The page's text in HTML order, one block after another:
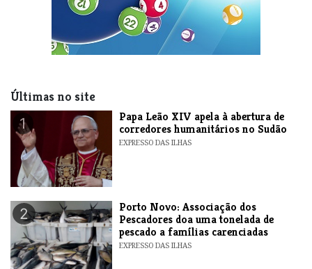
Últimas no site
1
​Papa Leão XIV apela à abertura de
corredores humanitários no Sudão
EXPRESSO DAS ILHAS
2
​Porto Novo: Associação dos
Pescadores doa uma tonelada de
pescado a famílias carenciadas
EXPRESSO DAS ILHAS